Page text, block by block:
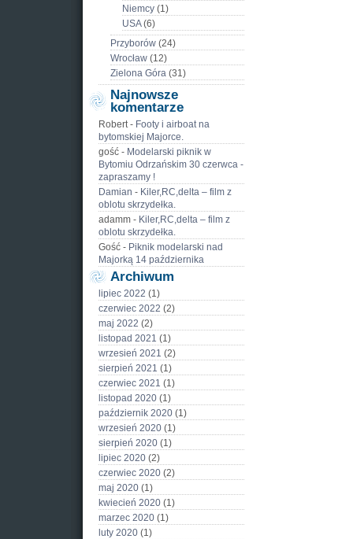
Niemcy (1)
USA(6)
Przyborów (24)
Wrocław (12)
Zielona Góra (31)
Najnowsze
komentarze
Robert- Footy i airboat na
bytomskiej Majorce.
gość - Modelarski piknik w
Bytomiu Odrzańskim 30 czerwca -
zapraszamy !
Damian - Kiler,RC,delta – film z
oblotu skrzydełka.
adamm - Kiler,RC,delta – film z
oblotu skrzydełka.
Gość - Piknik modelarski nad
Majorką 14 października
Archiwum
lipiec 2022 (1)
czerwiec 2022 (2)
maj 2022 (2)
listopad 2021 (1)
wrzesień 2021 (2)
sierpień 2021 (1)
czerwiec 2021 (1)
listopad 2020 (1)
październik 2020 (1)
wrzesień 2020 (1)
sierpień 2020 (1)
lipiec 2020 (2)
czerwiec 2020 (2)
maj 2020 (1)
kwiecień 2020 (1)
marzec 2020 (1)
luty 2020 (1)